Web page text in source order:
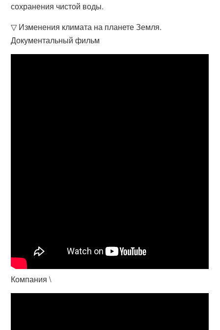
сохранения чистой воды.
▽ Изменения климата на планете Земля.
Документальный фильм
Компания \